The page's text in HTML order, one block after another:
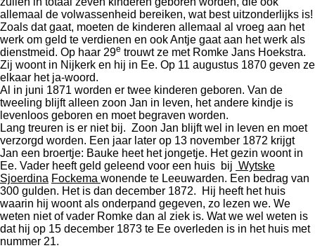
allemaal de volwassenheid bereiken, wat best uitzonderlijks is!
Zoals dat gaat, moeten de kinderen allemaal al vroeg aan het
werk om geld te verdienen en ook Antje gaat aan het werk als
dienstmeid. Op haar 29e trouwt ze met Romke Jans Hoekstra.
Zij woont in Nijkerk en hij in Ee. Op 11 augustus 1870 geven ze
elkaar het ja-woord.
Al in juni 1871 worden er twee kinderen geboren. Van de
tweeling blijft alleen zoon Jan in leven, het andere kindje is
levenloos geboren en moet begraven worden.
Lang treuren is er niet bij. Zoon Jan blijft wel in leven en moet
verzorgd worden. Een jaar later op 13 november 1872 krijgt
Jan een broertje: Bauke heet het jongetje. Het gezin woont in
Ee. Vader heeft geld geleend voor een huis bij Wytske
Sjoerdina Fockema wonende te Leeuwarden. Een bedrag van
300 gulden. Het is dan december 1872. Hij heeft het huis
waarin hij woont als onderpand gegeven, zo lezen we. We
weten niet of vader Romke dan al ziek is. Wat we wel weten is
dat hij op 15 december 1873 te Ee overleden is in het huis met
nummer 21.